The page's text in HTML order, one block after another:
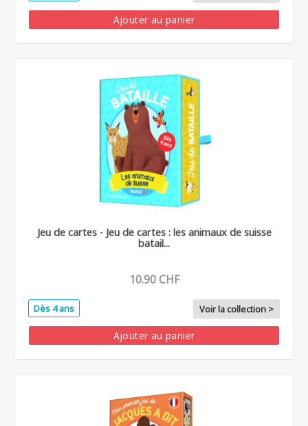
Ajouter au panier
Jeu de cartes - Jeu de cartes : les animaux de suisse
batail...
10.90 CHF
Dès 4 ans Voir la collection >
Ajouter au panier